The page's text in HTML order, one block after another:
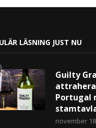
LÄSNING JUST NU
Guilty
Portugal
november